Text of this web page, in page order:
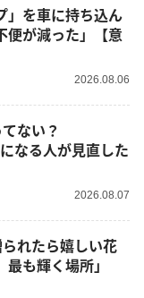
」を車に持ち込ん
が減った」【意
2026.08.06
なる人が見直した
2026.08.07
も輝く場所」